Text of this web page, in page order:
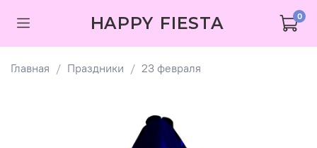
HAPPY FIESTA 0
Главная Праздники 23 февраля